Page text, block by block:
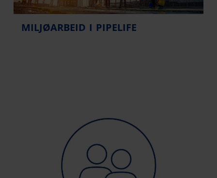
MILJØARBEID I PIPELIFE